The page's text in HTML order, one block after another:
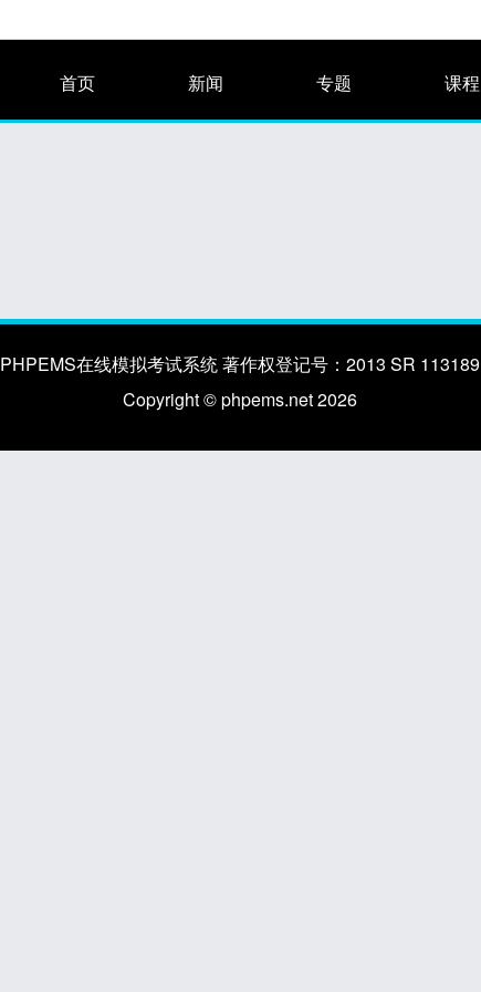
首页 新闻 专题 课程
PHPEMS在线模拟考试系统 著作权登记号：2013 SR 113189
Copyright © phpems.net 2026